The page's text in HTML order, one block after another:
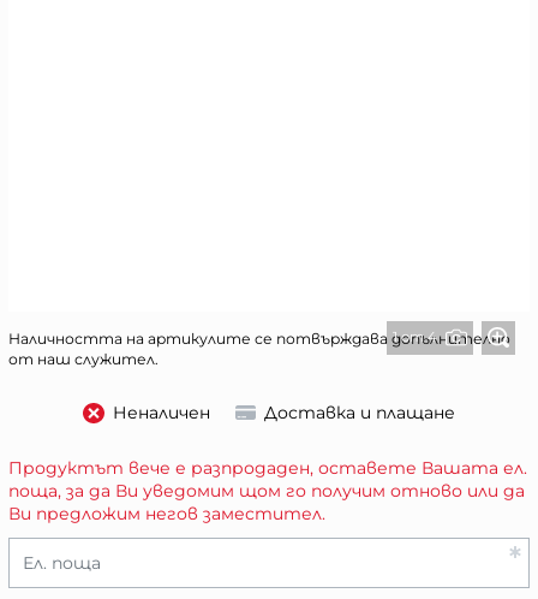
1 от 4
Наличността на артикулите се потвърждава допълнително
от наш служител.
Неналичен Доставка и плащане
Продуктът вече е разпродаден, оставете Вашата ел.
поща, за да Ви уведомим щом го получим отново или да
Ви предложим негов заместител.
Ел. поща